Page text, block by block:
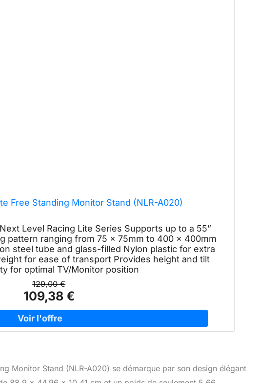
Free Standing Monitor Stand (NLR-A020)
Level Racing Lite Series Supports up to a 55”
pattern ranging from 75 x 75mm to 400 x 400mm
steel tube and glass-filled Nylon plastic for extra
for ease of transport Provides height and tilt
for optimal TV/Monitor position
129,00 €
109,38 €
Monitor Stand (NLR-A020) se démarque par son design élégant